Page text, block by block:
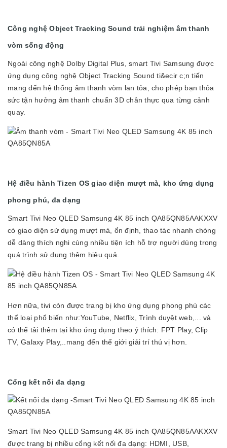
Công nghệ Object Tracking Sound trải nghiệm âm thanh
vòm sống động
Ngoài công nghệ Dolby Digital Plus, smart Tivi Samsung được
ứng dụng công nghệ Object Tracking Sound ti&ecir c;n tiến
mang đến hệ thống âm thanh vòm lan tỏa, cho phép bạn thỏa
sức tận hưởng âm thanh chuẩn 3D chân thực qua từng cảnh
quay.
Hệ điều hành Tizen OS giao diện mượt mà, kho ứng dụng
phong phú, đa dạng
Smart Tivi Neo QLED Samsung 4K 85 inch QA85QN85AAKXXV
có giao diện sử dụng mượt mà, ổn định, thao tác nhanh chóng
dễ dàng thích nghi cùng nhiều tiện ích hỗ trợ người dùng trong
quá trình sử dụng thêm hiệu quả.
Hơn nữa, tivi còn được trang bị kho ứng dụng phong phú các
thể loại phổ biến như:YouTube, Netflix, Trình duyệt web,... và
có thể tải thêm tại kho ứng dụng theo ý thích: FPT Play, Clip
TV, Galaxy Play,..mang đến thế giới giải trí thú vị hơn.
Cổng kết nối đa dạng
Smart Tivi Neo QLED Samsung 4K 85 inch QA85QN85AAKXXV
được trang bị nhiều cổng kết nối đa dạng: HDMI, USB,